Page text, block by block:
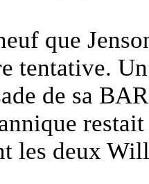
que
tentative.
de sa
les deux